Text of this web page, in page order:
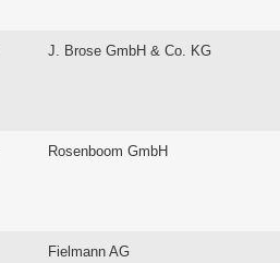
J. Brose GmbH & Co. KG
Rosenboom GmbH
Fielmann AG